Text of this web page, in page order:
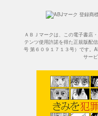
ＡＢＪマークは、この電子書店
テンツ使用許諾を得た正規版配
号 第６０９１７１３号）です。
サー